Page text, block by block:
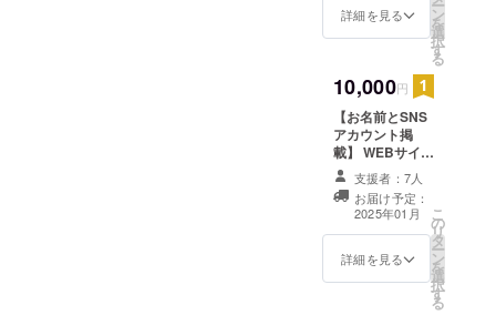
詳細を見る ー
ン
を
選
択
す
る
10,000円
【お名前とSNS
アカウント掲
載】 WEBサイト
のスペシャルサ
ンクスページ
に、支援者様の
お名前（ニック
ネーム）と希望
があればSNSア
支援者：7人
お届け予定：
2025年01月
詳細を見る
こ
の
リ
タ
ー
ン
を
選
択
す
る